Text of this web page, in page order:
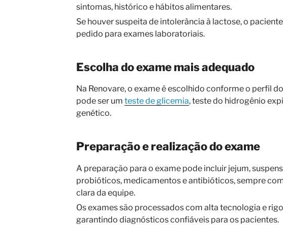
sintomas, histórico e hábitos alimentares.
Se houver suspeita de intolerância à lactose, o
pedido para exames laboratoriais.
Escolha do exame mais adequado
Na Renovare, o exame é escolhido conforme o perfil
pode ser um teste de glicemia, teste do hidrogênio
genético.
Preparação e realização do exame
A preparação para o exame pode incluir jejum,
probióticos, medicamentos e antibióticos, sempre
clara da equipe.
Os exames são processados com alta tecnologia e
garantindo diagnósticos confiáveis para os pacientes.